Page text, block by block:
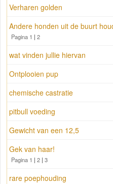
Verharen golden
Andere honden uit de buurt
Pagina 1 | 2
wat vinden jullie hiervan
Ontplooien pup
chemische castratie
pitbull voeding
Gewicht van een 12,5
Gek van haar!
Pagina 1 | 2 | 3
rare poephouding